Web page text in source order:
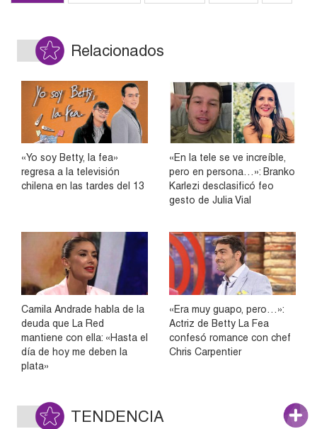
Relacionados
«Yo soy Betty, la fea»
regresa a la televisión
chilena en las tardes del 13
«En la tele se ve increíble,
pero en persona…»: Branko
Karlezi desclasificó feo
gesto de Julia Vial
Camila Andrade habla de la
deuda que La Red
mantiene con ella: «Hasta el
día de hoy me deben la
plata»
«Era muy guapo, pero…»:
Actriz de Betty La Fea
confesó romance con chef
Chris Carpentier
TENDENCIA